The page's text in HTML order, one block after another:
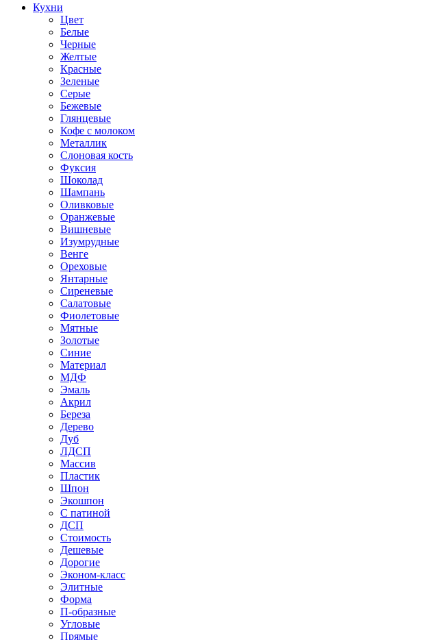
Кухни
Цвет
Белые
Черные
Желтые
Красные
Зеленые
Серые
Бежевые
Глянцевые
Кофе с молоком
Металлик
Слоновая кость
Фуксия
Шоколад
Шампань
Оливковые
Оранжевые
Вишневые
Изумрудные
Венге
Ореховые
Янтарные
Сиреневые
Салатовые
Фиолетовые
Мятные
Золотые
Синие
Материал
МДФ
Эмаль
Акрил
Береза
Дерево
Дуб
ЛДСП
Массив
Пластик
Шпон
Экошпон
С патиной
ДСП
Стоимость
Дешевые
Дорогие
Эконом-класс
Элитные
Форма
П-образные
Угловые
Прямые